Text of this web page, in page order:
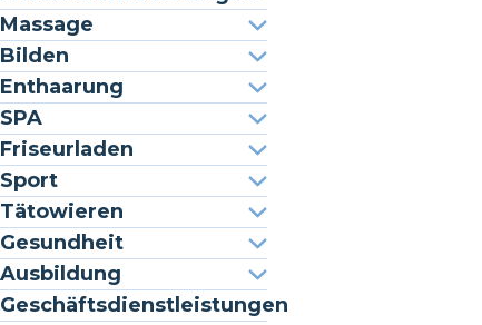
Massage
Bilden
Enthaarung
SPA
Friseurladen
Sport
Tätowieren
Gesundheit
Ausbildung
Geschäftsdienstleistungen